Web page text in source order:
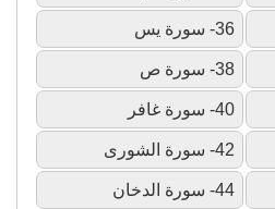
36- سورة يس
38- سورة ص
40- سورة غافر
42- سورة الشورى
44- سورة الدخان